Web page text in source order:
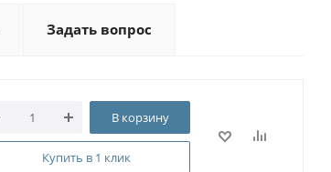
Задать вопрос
В корзину
Купить в 1 клик